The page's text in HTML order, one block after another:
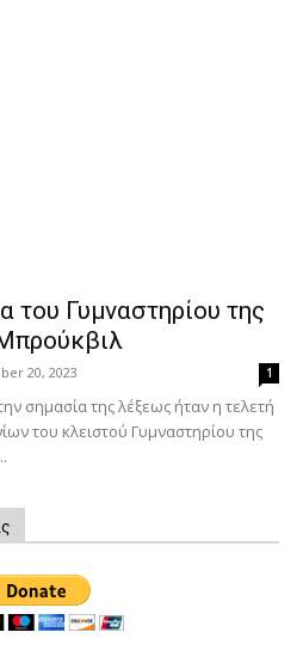
του Γυμναστηρίου της
20, 2023 1
σημασία της λέξεως ήταν η τελετή
του κλειστού Γυμναστηρίου της